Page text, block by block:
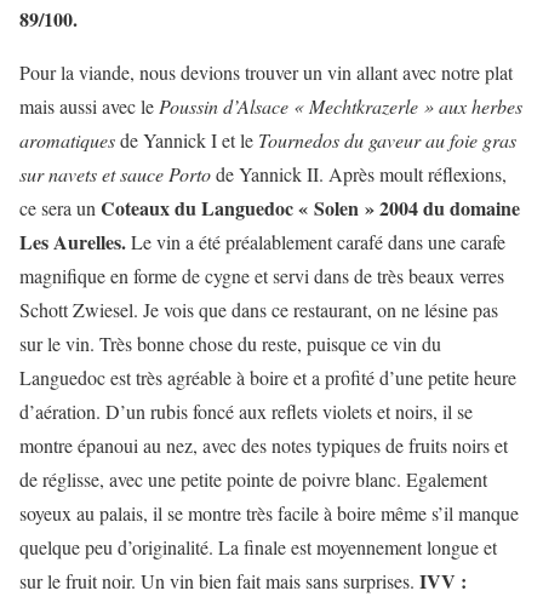
89/100.
Pour la viande, nous devions trouver un vin allant avec notre plat
mais aussi avec le Poussin d’Alsace « Mechtkrazerle » aux herbes
aromatiquesde Yannick I et le Tournedos du gaveur au foie gras
sur navets et sauce Portode Yannick II. Après moult réflexions,
ce sera un Coteaux du Languedoc « Solen » 2004 du domaine
Les Aurelles.Le vin a été préalablement carafé dans une carafe
magnifique en forme de cygne et servi dans de très beaux verres
Schott Zwiesel. Je vois que dans ce restaurant, on ne lésine pas
sur le vin. Très bonne chose du reste, puisque ce vin du
Languedoc est très agréable à boire et a profité d’une petite heure
d’aération. D’un rubis foncé aux reflets violets et noirs, il se
montre épanoui au nez, avec des notes typiques de fruits noirs et
de réglisse, avec une petite pointe de poivre blanc. Egalement
soyeux au palais, il se montre très facile à boire même s’il manque
quelque peu d’originalité. La finale est moyennement longue et
sur le fruit noir. Un vin bien fait mais sans surprises. IVV :